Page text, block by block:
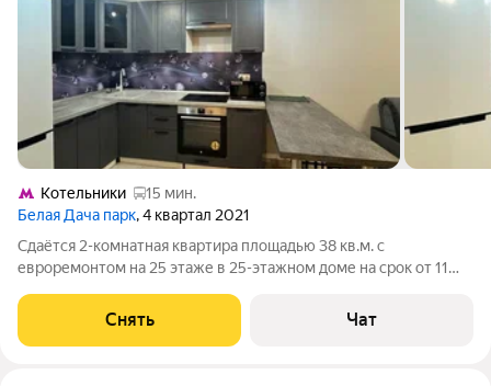
Котельники
15 мин.
Белая Дача парк, 4 квартал 2021
Сдаётся 2-комнатная квартира площадью 38 кв.м. с
евроремонтом на 25 этаже в 25-этажном доме на срок от 11
Холодильник Посудомоечная машина Кондиционер
Микроволновка Дом - панельный. В
Снять Чат